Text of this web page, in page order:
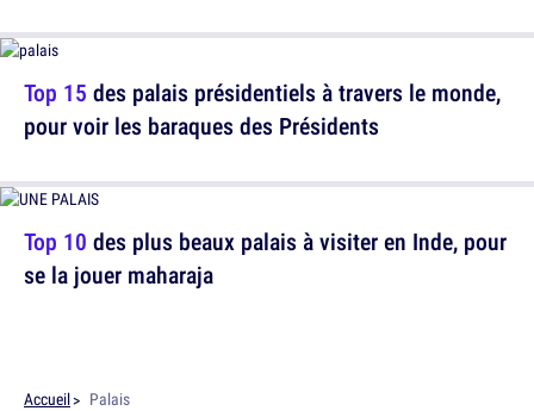
Top 15 des palais présidentiels à travers le monde,
pour voir les baraques des Présidents
Top 10 des plus beaux palais à visiter en Inde, pour
se la jouer maharaja
Accueil Palais